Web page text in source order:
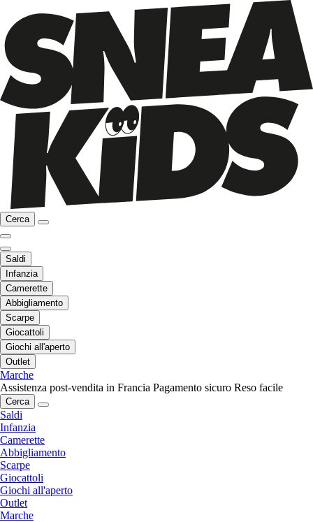
Cerca
Saldi
Infanzia
Camerette
Abbigliamento
Scarpe
Giocattoli
Giochi all'aperto
Outlet
Marche
Assistenza post-vendita in Francia Pagamento sicuro Reso facile
Cerca
Saldi
Infanzia
Camerette
Abbigliamento
Scarpe
Giocattoli
Giochi all'aperto
Outlet
Marche